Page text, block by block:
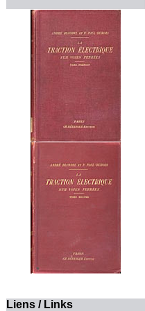
Liens / Links